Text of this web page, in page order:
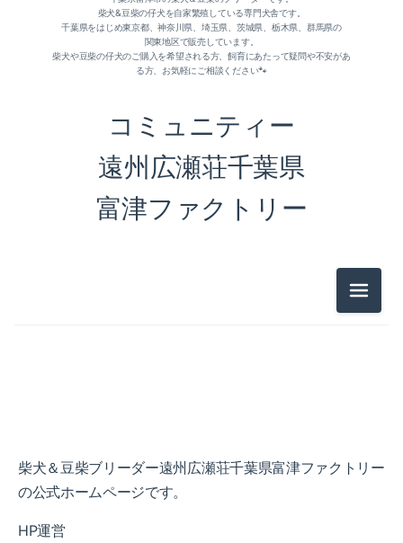
コミュニティー
遠州広瀬荘千葉県
富津ファクトリー
柴犬&豆柴の仔犬を自家繁殖している専門犬舎です。
千葉県をはじめ東京都、神奈川県、埼玉県、茨城県、栃木県、群馬県の
関東地区で販売しています。
柴犬や豆柴の仔犬のご購入を希望される方、飼育にあたって疑問や不安があ
る方、お気軽にご相談ください🐾
メニュ
柴犬＆豆柴ブリーダー遠州広瀬荘千葉県富津ファクトリー
の公式ホームページです。
HP運営